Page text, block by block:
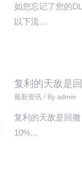
如您忘记了您的
以下流…
复利的天敌是
最新资讯/ By admin
复利的天敌是回
10%…